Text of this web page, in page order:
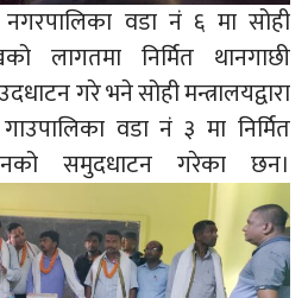
नगरपालिका वडा नं ६ मा सोही
लागतमा निर्मित थानगाछी
गरे भने सोही मन्त्रालयद्वारा
वडा नं ३ मा निर्मित
समुदधाटन गरेका छन।